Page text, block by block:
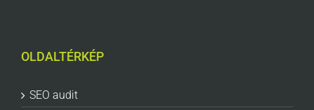
OLDALTÉRKÉP
SEO audit